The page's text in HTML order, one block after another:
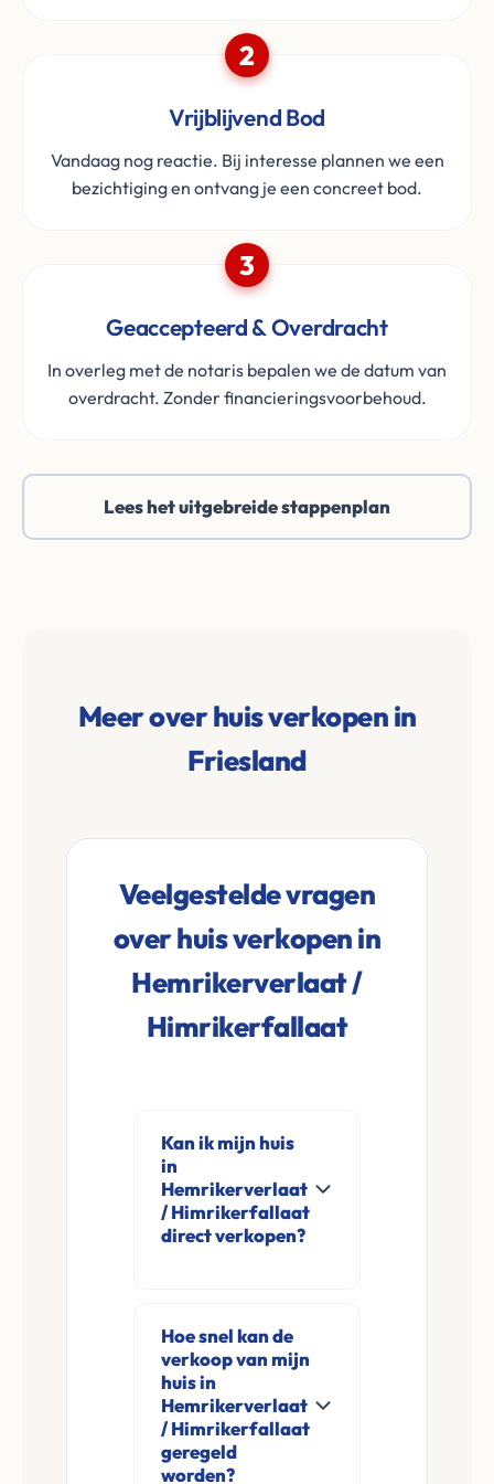
2
Vrijblijvend Bod
Vandaag nog reactie. Bij interesse plannen we een
bezichtiging en ontvang je een concreet bod.
3
Geaccepteerd & Overdracht
In overleg met de notaris bepalen we de datum van
overdracht. Zonder financieringsvoorbehoud.
Lees het uitgebreide stappenplan
Meer over huis verkopen in
Friesland
Veelgestelde vragen
over huis verkopen in
Hemrikerverlaat /
Himrikerfallaat
Kan ik mijn huis
in
Hemrikerverlaat
/ Himrikerfallaat
direct verkopen?
direct aan in
Hemrikerverlaat /
Himrikerfallaat en
omgeving. U
verkoopt
Hoe snel kan de
verkoop van mijn
huis in
Hemrikerverlaat
/ Himrikerfallaat
geregeld
worden?